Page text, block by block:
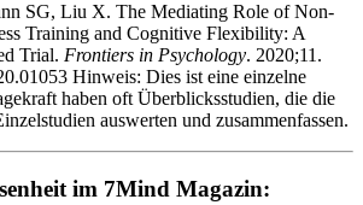
SG, Liu X. The Mediating Role of Non-
Training and Cognitive Flexibility: A
Trial. Frontiers in Psychology. 2020;11.
Hinweis: Dies ist eine einzelne
haben oft Überblicksstudien, die die
auswerten und zusammenfassen.
im 7Mind Maga­zin: